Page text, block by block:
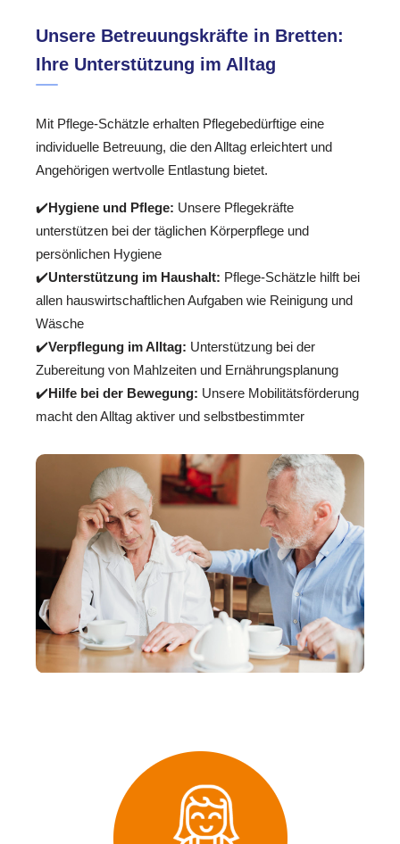
Unsere Betreuungskräfte in Bretten:
Ihre Unterstützung im Alltag
Mit Pflege-Schätzle erhalten Pflegebedürftige eine
individuelle Betreuung, die den Alltag erleichtert und
Angehörigen wertvolle Entlastung bietet.
✔️Hygiene und Pflege: Unsere Pflegekräfte
unterstützen bei der täglichen Körperpflege und
persönlichen Hygiene
✔️Unterstützung im Haushalt: Pflege-Schätzle hilft bei
allen hauswirtschaftlichen Aufgaben wie Reinigung und
Wäsche
✔️Verpflegung im Alltag: Unterstützung bei der
Zubereitung von Mahlzeiten und Ernährungsplanung
✔️Hilfe bei der Bewegung: Unsere Mobilitätsförderung
macht den Alltag aktiver und selbstbestimmter